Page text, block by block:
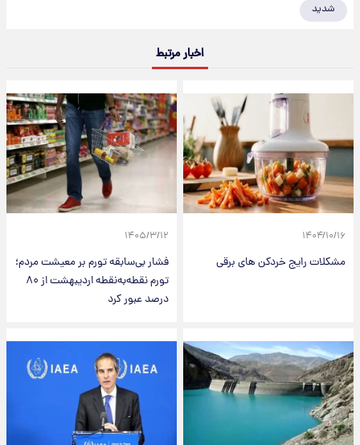
شدید
اخبار مرتبط
۱۴۰۴/۱۰/۱۶
مشکلات رایج خردکن های برقی
۱۴۰۵/۳/۱۲
فشار بی‌سابقه تورم بر معیشت مردم؛
تورم نقطه‌به‌نقطه اردیبهشت از ۸۰
درصد عبور کرد